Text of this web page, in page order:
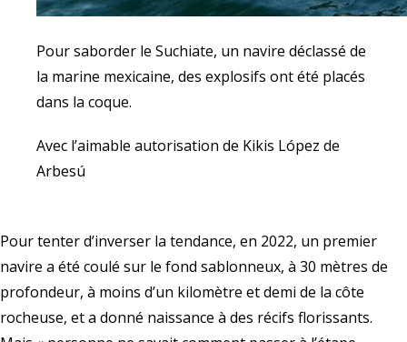
Pour saborder le Suchiate, un navire déclassé de
la marine mexicaine, des explosifs ont été placés
dans la coque.
Avec l’aimable autorisation de Kikis López de
Arbesú
Pour tenter d’inverser la tendance, en 2022, un premier
navire a été coulé sur le fond sablonneux, à 30 mètres de
profondeur, à moins d’un kilomètre et demi de la côte
rocheuse, et a donné naissance à des récifs florissants.